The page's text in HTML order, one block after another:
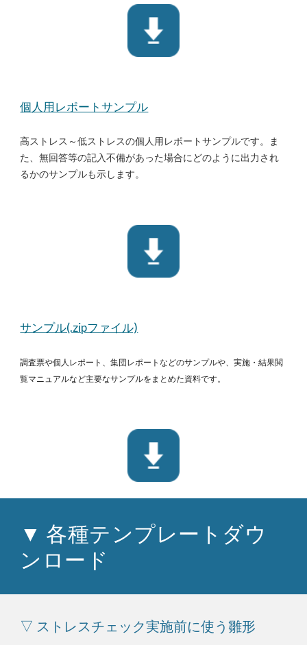
個人用レポートサンプル
高ストレス～低ストレスの個人用レポートサンプルです。ま
た、無回答等の記入不備があった場合にどのように出力され
るかのサンプルも示します。
サンプル(.zipファイル)
調査票や個人レポート、集団レポートなどのサンプルや、実施・結果閲
覧マニュアルなど主要なサンプルをまとめた資料です。
▼ 各種テンプレートダウ
ンロード
▽ ストレスチェック実施前に使う雛形